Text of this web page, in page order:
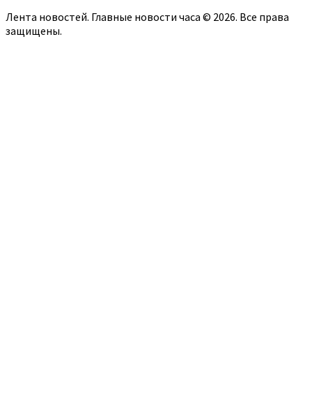
Лента новостей. Главные новости часа © 2026. Все права
защищены.